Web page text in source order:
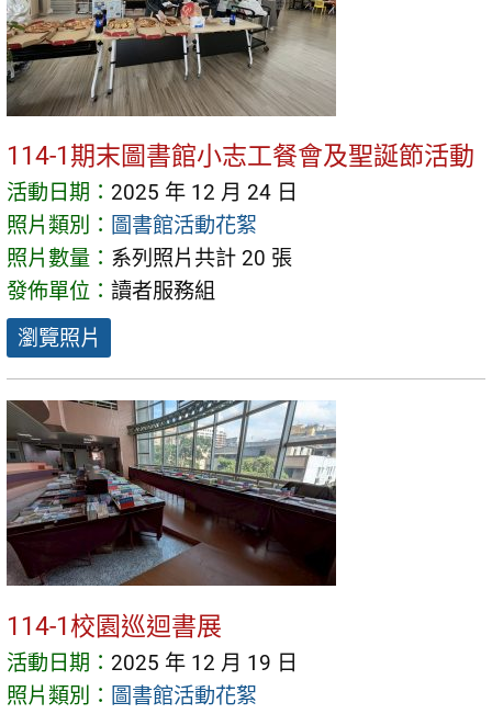
114-1期末圖書館小志工餐會及聖誕節活動
活動日期： 2025 年 12 月 24 日
照片類別： 圖書館活動花絮
照片數量： 系列照片共計 20 張
發佈單位： 讀者服務組
瀏覽照片
114-1校園巡迴書展
活動日期： 2025 年 12 月 19 日
照片類別： 圖書館活動花絮